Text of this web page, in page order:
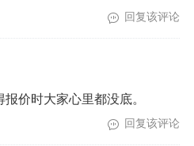
回复该评论
价时大家心里都没底。
回复该评论